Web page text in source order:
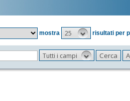
mostra
25 risultati per
Tutti i campi